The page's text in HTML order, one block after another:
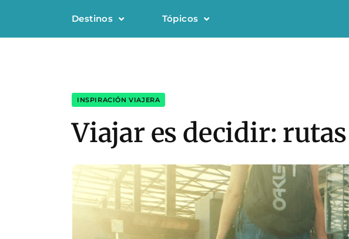
Destinos Tópicos
INSPIRACIÓN VIAJERA
Viajar es decidir: